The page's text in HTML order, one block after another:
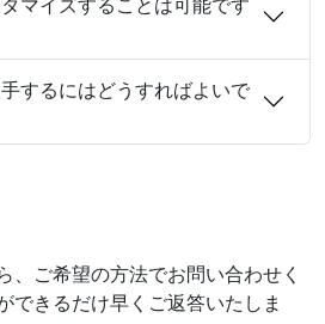
するにはどうすればよいで
、ご希望の方法でお問い合わせく
できるだけ早くご返答いたしま